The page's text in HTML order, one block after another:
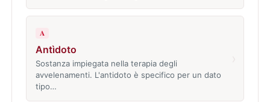
A
Antìdoto
Sostanza impiegata nella terapia degli
avvelenamenti. L'antidoto è specifico per un dato
tipo…